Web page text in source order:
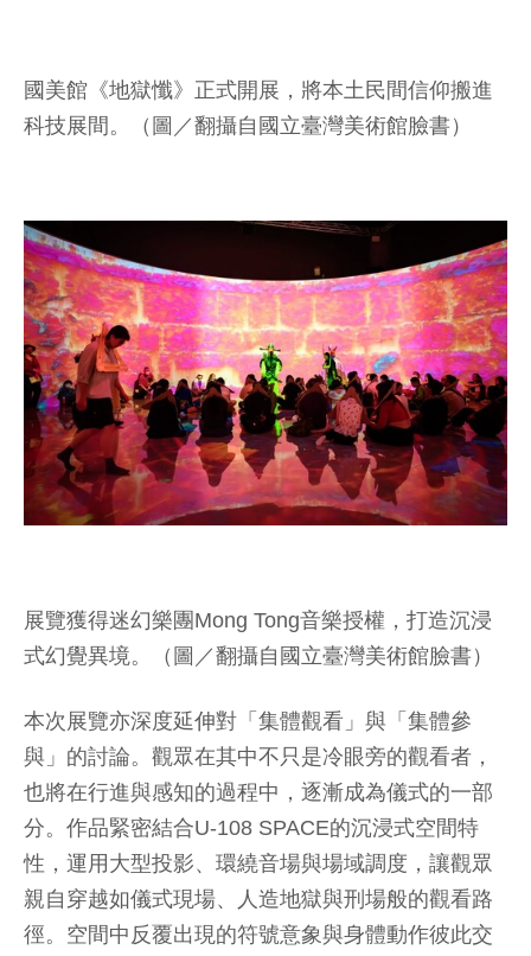
國美館《地獄懺》正式開展，將本土民間信仰搬進
科技展間。（圖／翻攝自國立臺灣美術館臉書）
展覽獲得迷幻樂團Mong Tong音樂授權，打造沉浸
式幻覺異境。（圖／翻攝自國立臺灣美術館臉書）
本次展覽亦深度延伸對「集體觀看」與「集體參
與」的討論。觀眾在其中不只是冷眼旁的觀看者，
也將在行進與感知的過程中，逐漸成為儀式的一部
分。作品緊密結合U-108 SPACE的沉浸式空間特
性，運用大型投影、環繞音場與場域調度，讓觀眾
親自穿越如儀式現場、人造地獄與刑場般的觀看路
徑。空間中反覆出現的符號意象與身體動作彼此交